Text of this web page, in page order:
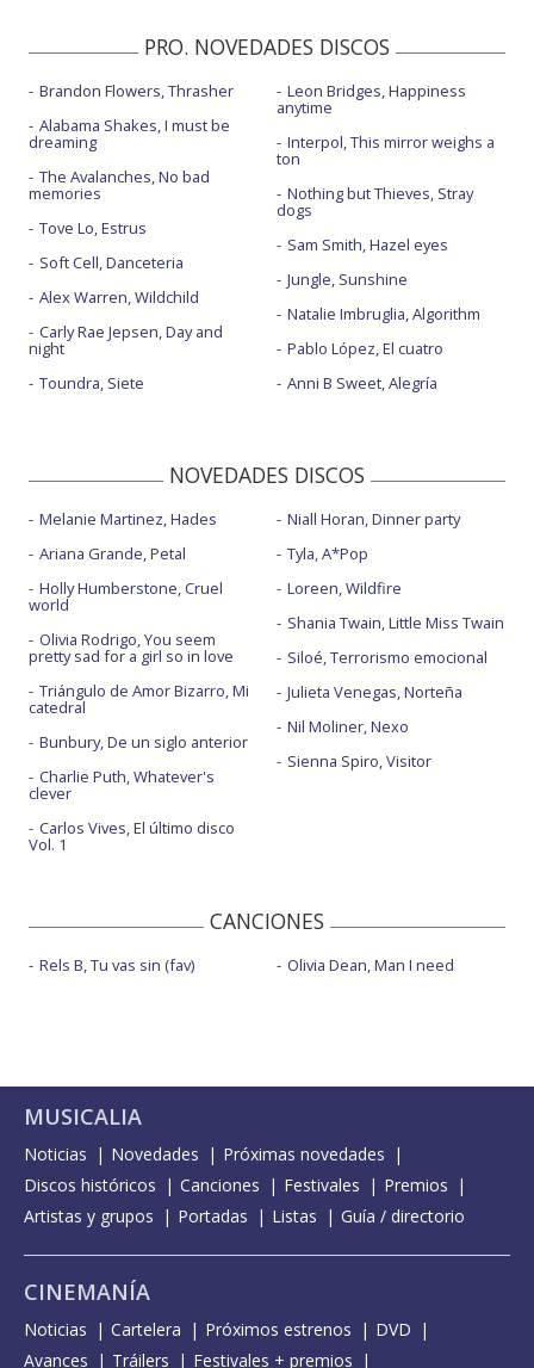
PRO. NOVEDADES DISCOS
Brandon Flowers, Thrasher
Alabama Shakes, I must be
dreaming
The Avalanches, No bad
memories
Tove Lo, Estrus
Soft Cell, Danceteria
Alex Warren, Wildchild
Carly Rae Jepsen, Day and
night
Toundra, Siete
Leon Bridges, Happiness
anytime
Interpol, This mirror weighs a
ton
Nothing but Thieves, Stray
dogs
Sam Smith, Hazel eyes
Jungle, Sunshine
Natalie Imbruglia, Algorithm
Pablo López, El cuatro
Anni B Sweet, Alegría
NOVEDADES DISCOS
Melanie Martinez, Hades
Ariana Grande, Petal
Holly Humberstone, Cruel
world
Olivia Rodrigo, You seem
pretty sad for a girl so in love
Triángulo de Amor Bizarro, Mi
catedral
Bunbury, De un siglo anterior
Charlie Puth, Whatever's
clever
Carlos Vives, El último disco
Vol. 1
Niall Horan, Dinner party
Tyla, A*Pop
Loreen, Wildfire
Shania Twain, Little Miss Twain
Siloé, Terrorismo emocional
Julieta Venegas, Norteña
Nil Moliner, Nexo
Sienna Spiro, Visitor
CANCIONES
Rels B, Tu vas sin (fav) Olivia Dean, Man I need
MUSICALIA
Noticias Novedades
Próximas novedades
Discos históricos
Canciones Festivales
Premios
Artistas y grupos
Portadas Listas Guía / directorio
CINEMANÍA
Noticias Cartelera Próximos estrenos
DVD
Avances
Tráilers Festivales + premios